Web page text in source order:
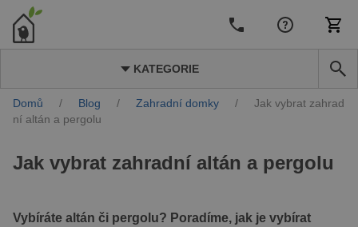
KATEGORIE
Domů / Blog / Zahradní domky /
Jak vybrat zahrad
ní altán a pergolu
Jak vybrat zahradní altán a pergolu
Vybíráte altán či pergolu? Poradíme, jak je vybírat